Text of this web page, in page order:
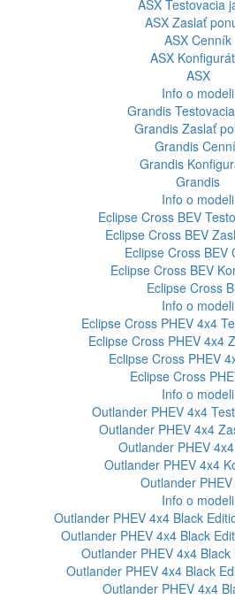
ASX Testovacia
ASX Zaslať
ASX Cenník
ASX
ASX
Info o modeli
Grandis
Grandis Zaslať
Grandis
Grandis
Grandis
Info o modeli
Eclipse Cross BEV
Eclipse Cross BEV
Eclipse Cross BEV
Eclipse Cross BEV
Eclipse Cross
Info o modeli
Eclipse Cross PHEV 4x4
Eclipse Cross PHEV 4x4
Eclipse Cross PHEV
Eclipse Cross
Info o modeli
Outlander PHEV 4x4
Outlander PHEV 4x4
Outlander PHEV 4x4
Outlander PHEV 4x4
Outlander
Info o modeli
Outlander PHEV 4x4 Black
Outlander PHEV 4x4 Black
Outlander PHEV 4x4 Black
Outlander PHEV 4x4 Black
Outlander PHEV 4x4